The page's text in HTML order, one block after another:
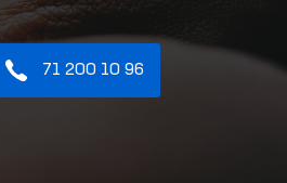
71 200 10 96